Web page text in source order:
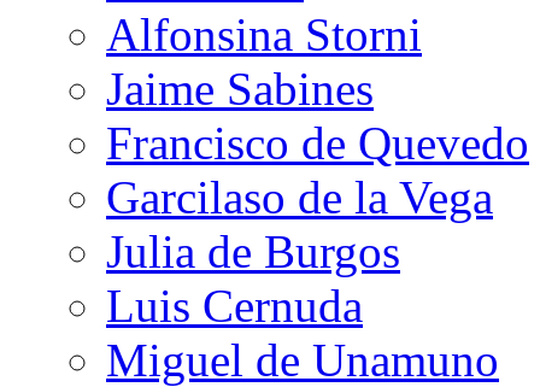
Alfonsina Storni
Jaime Sabines
Francisco de Quevedo
Garcilaso de la Vega
Julia de Burgos
Luis Cernuda
Miguel de Unamuno